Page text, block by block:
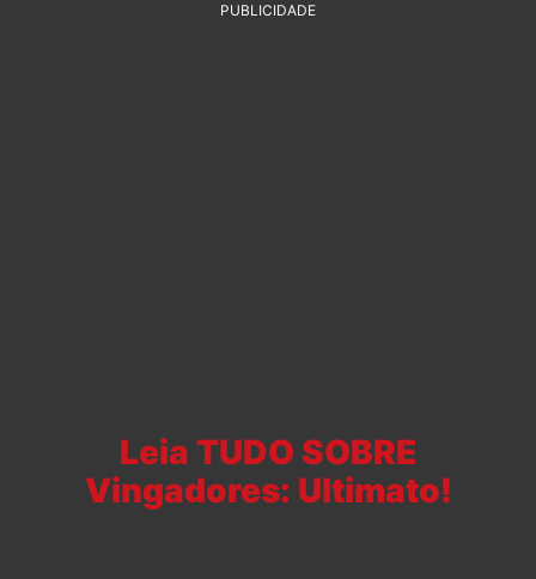
PUBLICIDADE
Leia TUDO SOBRE
Vingadores: Ultimato!